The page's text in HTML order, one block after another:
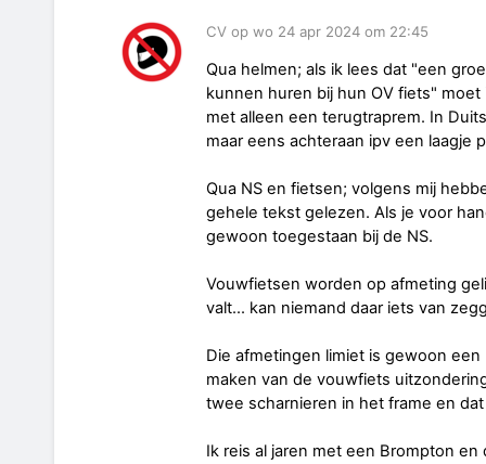
CV op wo 24 apr 2024 om 22:45
Qua helmen; als ik lees dat "een
kunnen huren bij hun OV fiets"
met alleen een terugtraprem. In
maar eens achteraan ipv een laagje
Qua NS en fietsen; volgens mij
gehele tekst gelezen. Als je voor
gewoon toegestaan bij de NS.
Vouwfietsen worden op afmeting
valt... kan niemand daar iets van
Die afmetingen limiet is gewoon
maken van de vouwfiets
twee scharnieren in het frame en
Ik reis al jaren met een Brompton en